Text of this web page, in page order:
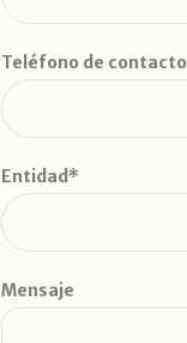
Teléfono de contacto
Entidad*
Mensaje